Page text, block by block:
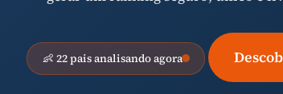
👶 22 pais analisando agora